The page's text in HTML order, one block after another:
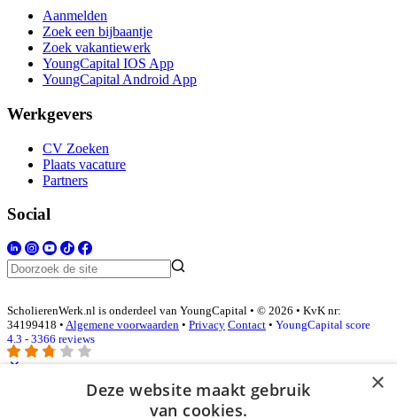
Aanmelden
Zoek een bijbaantje
Zoek vakantiewerk
YoungCapital IOS App
YoungCapital Android App
Werkgevers
CV Zoeken
Plaats vacature
Partners
Social
ScholierenWerk.nl is onderdeel van YoungCapital • © 2026 • KvK nr:
34199418 • Algemene voorwaarden • Privacy Contact • YoungCapital score
4.3 - 3366 reviews
Inloggen als bedrijf
×
Deze website maakt gebruik
van cookies.